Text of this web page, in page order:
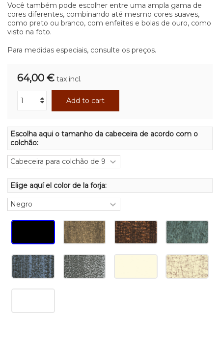
Você também pode escolher entre uma ampla gama de
cores diferentes, combinando até mesmo cores suaves,
como preto ou branco, com enfeites e bolas de ouro, como
visto na foto.
Para medidas especiais, consulte os preços.
64,00 € tax incl.
Add to cart
Elige aquí el color de la forja:
Escolha aqui o tamanho da cabeceira de acordo com o
colchão: